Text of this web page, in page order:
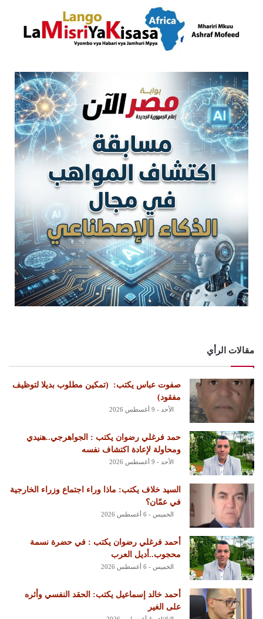
مقالات الرأي
‏صفوت عباس يكتب: ‏ ‏(تمكين مطلوب بديلا لتوظيف
مفقود)
الأحد - 9 أغسطس 2026
حمد فرغلي رضوان يكتب : الجواهرجي..هنيدي
ومحاولة لإعادة اكتشاف نفسه
الأحد - 9 أغسطس 2026
السيد خلاف يكتب: ماذا وراء اجتماع وزراء الخارجية
في عمّان؟
الخميس - 6 أغسطس 2026
أحمد فرغلي رضوان يكتب : في حضرة نسمة
محجوب..أديل العرب
الخميس - 6 أغسطس 2026
أحمد خالد إسماعيل يكتب: الحقد النفسي وأثره
على الغير